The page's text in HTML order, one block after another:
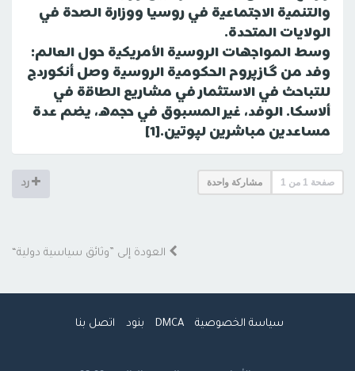
والتنمية الاجتماعية في روسيا ووزارة الصحة في
الولايات المتحدة.
وسط المواجهات الروسية الأمريكية حول العالم:
وفد من گازپروم الحكومية الروسية وصل أنكوردج
للتباحث في الاستثمار في مشاريع الطاقة في
ألاسكا. الوفد، غير المسبوق في حجمه، يضم عدة
مساعدين مباشرين لپوتين.[1]
رد صفحة 1 من 1 مشاركة واحدة
العودة إلى ”وثائق سياسية دولية“
سياسة الخصوصية DMCA بنود اتصل بنا